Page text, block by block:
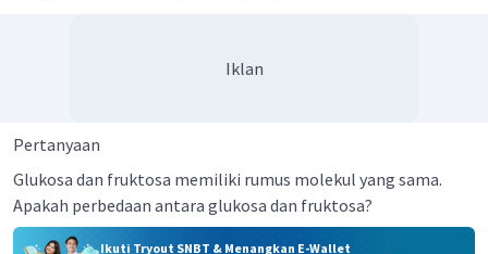
Iklan
Pertanyaan
Glukosa dan fruktosa memiliki rumus molekul yang sama.
Apakah perbedaan antara glukosa dan fruktosa?
Ikuti Tryout SNBT & Menangkan E-Wallet